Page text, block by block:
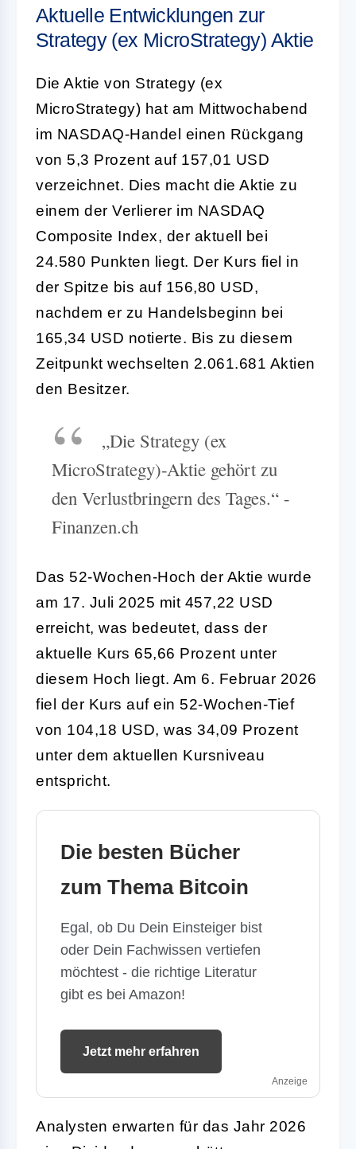
Aktuelle Entwicklungen zur
Strategy (ex MicroStrategy) Aktie
Die Aktie von Strategy (ex
MicroStrategy) hat am Mittwochabend
im NASDAQ-Handel einen Rückgang
von 5,3 Prozent auf 157,01 USD
verzeichnet. Dies macht die Aktie zu
einem der Verlierer im NASDAQ
Composite Index, der aktuell bei
24.580 Punkten liegt. Der Kurs fiel in
der Spitze bis auf 156,80 USD,
nachdem er zu Handelsbeginn bei
165,34 USD notierte. Bis zu diesem
Zeitpunkt wechselten 2.061.681 Aktien
den Besitzer.
„Die Strategy (ex
MicroStrategy)-Aktie gehört zu
den Verlustbringern des Tages.“ -
Finanzen.ch
Das 52-Wochen-Hoch der Aktie wurde
am 17. Juli 2025 mit 457,22 USD
erreicht, was bedeutet, dass der
aktuelle Kurs 65,66 Prozent unter
diesem Hoch liegt. Am 6. Februar 2026
fiel der Kurs auf ein 52-Wochen-Tief
von 104,18 USD, was 34,09 Prozent
unter dem aktuellen Kursniveau
entspricht.
Die besten Bücher
zum Thema Bitcoin
Egal, ob Du Dein Einsteiger bist
oder Dein Fachwissen vertiefen
möchtest - die richtige Literatur
gibt es bei Amazon!
Jetzt mehr erfahren
Anzeige
Analysten erwarten für das Jahr 2026